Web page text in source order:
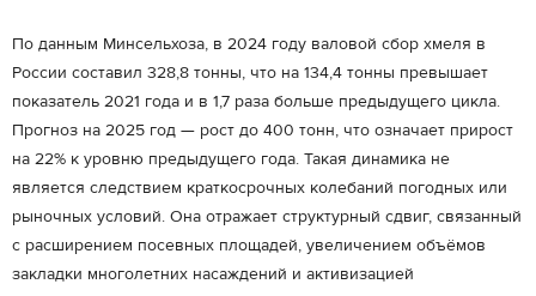
По данным Минсельхоза, в 2024 году валовой сбор хмеля в
России составил 328,8 тонны, что на 134,4 тонны превышает
показатель 2021 года и в 1,7 раза больше предыдущего цикла.
Прогноз на 2025 год — рост до 400 тонн, что означает прирост
на 22% к уровню предыдущего года. Такая динамика не
является следствием краткосрочных колебаний погодных или
рыночных условий. Она отражает структурный сдвиг, связанный
с расширением посевных площадей, увеличением объёмов
закладки многолетних насаждений и активизацией